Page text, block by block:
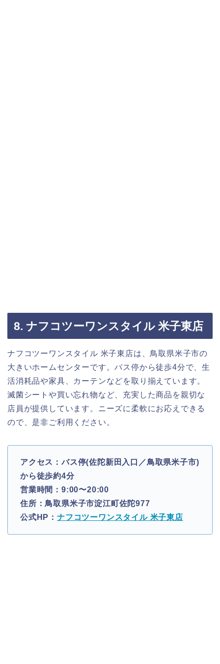
8. ナフコツーワンスタイル 米子東店
ナフコツーワンスタイル 米子東店は、鳥取県米子市の
大きいホームセンターです。バス停から徒歩4分で、生
活消耗品や家具、カーテンなどを取り揃えています。
滅菌シートや買い忘れ物など、充実した商品を親切な
店員が提供しています。ニーズに柔軟にお応えできる
ので、是非ご利用ください。
アクセス：バス停(佐陀新田入口／鳥取県米子市)
から徒歩約4分
営業時間：9:00〜20:00
住所：鳥取県米子市淀江町佐陀977
公式HP： ナフコツーワンスタイル 米子東店